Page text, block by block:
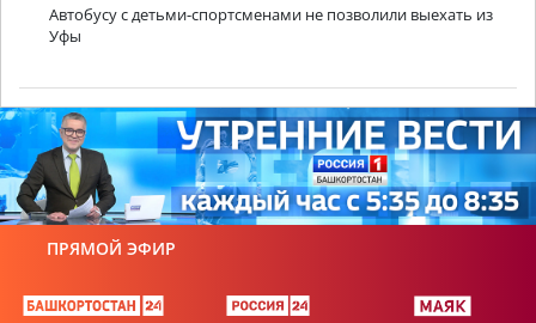
Автобусу с детьми-спортсменами не позволили выехать из
Уфы
ПРЯМОЙ ЭФИР